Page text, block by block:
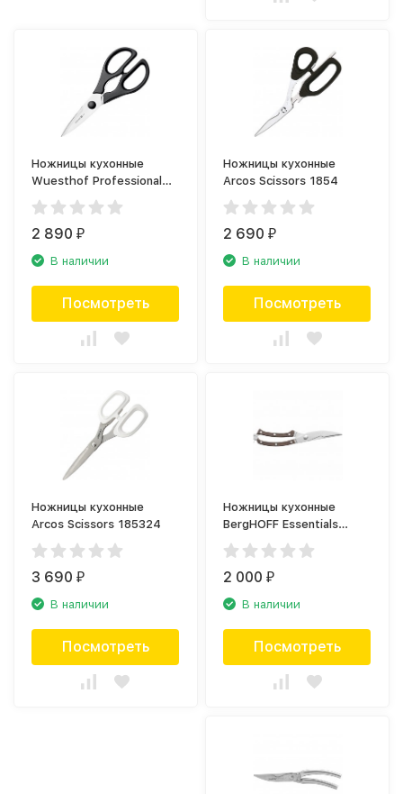
Ножницы кухонные
Wuesthof Professional
tools 5558 WUS
2 890₽
В наличии
Посмотреть
Ножницы кухонные
Arcos Scissors 1854
2 690₽
В наличии
Посмотреть
Ножницы кухонные
Arcos Scissors 185324
3 690₽
В наличии
Посмотреть
Ножницы кухонные
BergHOFF Essentials
1307161
2 000₽
В наличии
Посмотреть